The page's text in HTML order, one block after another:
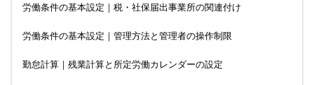
労働条件の基本設定｜税・社保届出事業所の関連付け
労働条件の基本設定｜管理方法と管理者の操作制限
勤怠計算｜残業計算と所定労働カレンダーの設定